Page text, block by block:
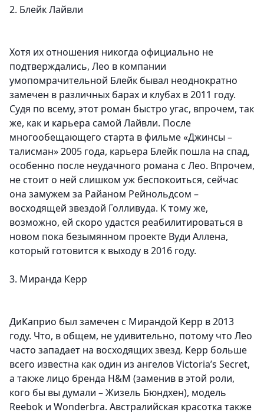
2. Блейк Лайвли
Хотя их отношения никогда официально не
подтверждались, Лео в компании
умопомрачительной Блейк бывал неоднократно
замечен в различных барах и клубах в 2011 году.
Судя по всему, этот роман быстро угас, впрочем, так
же, как и карьера самой Лайвли. После
многообещающего старта в фильме «Джинсы –
талисман» 2005 года, карьера Блейк пошла на спад,
особенно после неудачного романа с Лео. Впрочем,
не стоит о ней слишком уж беспокоиться, сейчас
она замужем за Райаном Рейнольдсом –
восходящей звездой Голливуда. К тому же,
возможно, ей скоро удастся реабилитироваться в
новом пока безымянном проекте Вуди Аллена,
который готовится к выходу в 2016 году.
3. Миранда Керр
ДиКаприо был замечен с Мирандой Керр в 2013
году. Что, в общем, не удивительно, потому что Лео
часто западает на восходящих звезд. Керр больше
всего известна как один из ангелов Victoria’s Secret,
а также лицо бренда H&M (заменив в этой роли,
кого бы вы думали – Жизель Бюндхен), модель
Reebok и Wonderbra. Австралийская красотка также